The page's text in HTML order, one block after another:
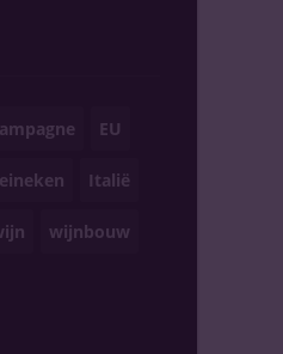
EU
Italië
wijnbouw